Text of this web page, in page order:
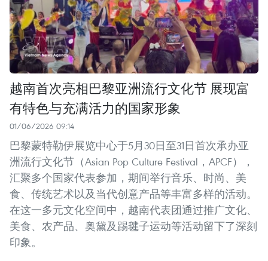
越南首次亮相巴黎亚洲流行文化节 展现富
有特色与充满活力的国家形象
01/06/2026 09:14
巴黎蒙特勒伊展览中心于5月30日至31日首次承办亚
洲流行文化节（Asian Pop Culture Festival，APCF），
汇聚多个国家代表参加，期间举行音乐、时尚、美
食、传统艺术以及当代创意产品等丰富多样的活动。
在这一多元文化空间中，越南代表团通过推广文化、
美食、农产品、奥黛及踢毽子运动等活动留下了深刻
印象。